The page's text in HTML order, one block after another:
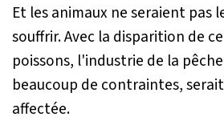
Et les animaux ne seraient pas
souffrir. Avec la disparition de
poissons, l'industrie de la
beaucoup de contraintes,
affectée.